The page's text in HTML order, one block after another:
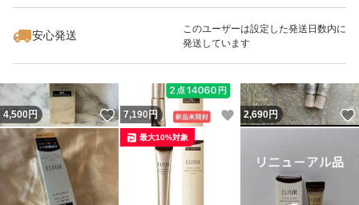
安心発送
このユーザーは設定した発送日数内に
発送しています
4,500円 いいね！
7,190 円 いいね！
2,690円
最大10%対象